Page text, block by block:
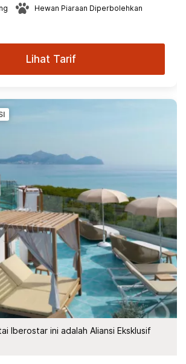
Hewan Piaraan Diperbolehkan
Lihat Tarif
Iberostar ini adalah Aliansi Eksklusif